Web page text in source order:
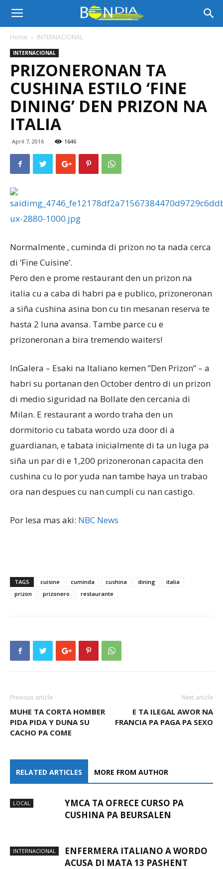
Bon
Dia
Aruba
Aruba
Home INTERNACIONAL
INTERNACIONAL
PRIZONERONAN TA
CUSHINA ESTILO ‘FINE
DINING’ DEN PRIZON NA
ITALIA
April 7, 2016 1646
Normalmente , cuminda di prizon no ta nada cerca
di ‘Fine Cuisine’.
Pero den e prome restaurant den un prizon na
italia cu a caba di habri pa e publico, prizoneronan
a siña cushina asina bon cu tin mesanan reserva te
hasta 2 luna avansa. Tambe parce cu e
prizoneronan a bira tremendo waiters!
InGalera – Esaki na Italiano kemen ”Den Prizon” – a
habri su portanan den October dentro di un prizon
di medio siguridad na Bollate den cercania di
Milan. E restaurant a wordo traha den un
dormitorio cu tabata wordo uza door di a
guardianan, e tabata inicialmente di ta un luga pa
siña un par di e 1,200 prizoneronan capacita den
cushina cu lo por yuda nan tambe haya un trabao
ora nan despues cu nan cumpli cu nan castigo.
Por lesa mas aki: NBC News
TAGS cuisine cuminda cushina dining
italia
prizon
prizonero restaurante
Previous article
MUHE TA CORTA HOMBER
PIDA PIDA Y DUNA SU
CACHO PA COME
Next article
E TA ILEGAL AWOR NA
FRANCIA PA PAGA PA SEXO
RELATED ARTICLES MORE FROM AUTHOR
LOCAL
YMCA TA OFRECE CURSO PA
CUSHINA PA BEURSALEN
INTERNACIONAL
ENFERMERA ITALIANO A WORDO
ACUSA DI MATA 13 PASHENT